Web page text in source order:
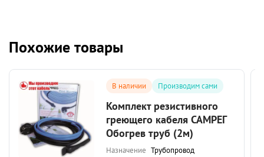
Похожие товары
В наличии Производим сами
Комплект резистивного
греющего кабеля САМРЕГ
Обогрев труб (2м)
Назначение Трубопровод